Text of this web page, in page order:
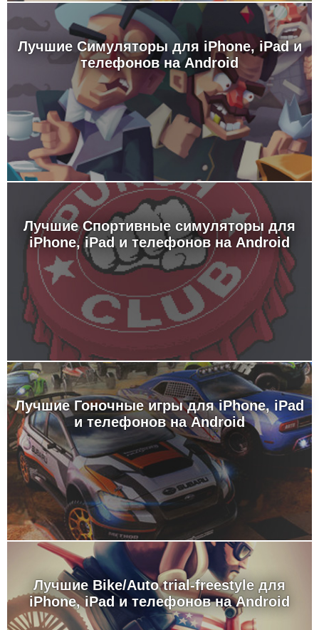
Лучшие Симуляторы для iPhone, iPad и
телефонов на Android
Лучшие Спортивные симуляторы для
iPhone, iPad и телефонов на Android
Лучшие Гоночные игры для iPhone, iPad
и телефонов на Android
Лучшие Bike/Auto trial-freestyle для
iPhone, iPad и телефонов на Android